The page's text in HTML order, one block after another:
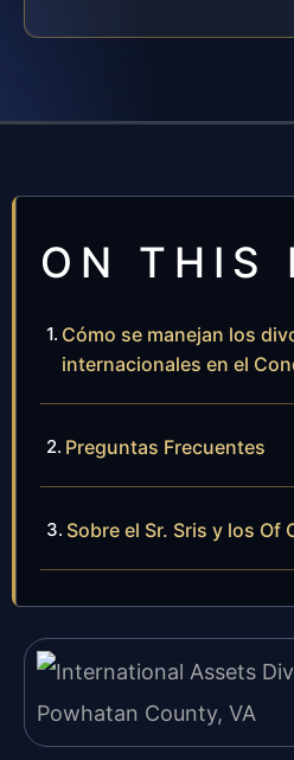
ON THIS
Cómo se manejan los
internacionales en el
Preguntas Frecuentes
Sobre el Sr. Sris y los Of